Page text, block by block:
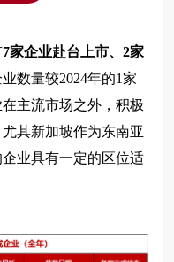
7家企业赴台上市、2家
数量较2024年的1家
主流市场之外，积极
其新加坡作为东南亚
业具有一定的区位适